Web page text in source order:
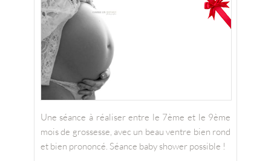
Une séance à réaliser entre le 7ème et le 9ème
mois de grossesse, avec un beau ventre bien rond
et bien prononcé. Séance baby shower possible !